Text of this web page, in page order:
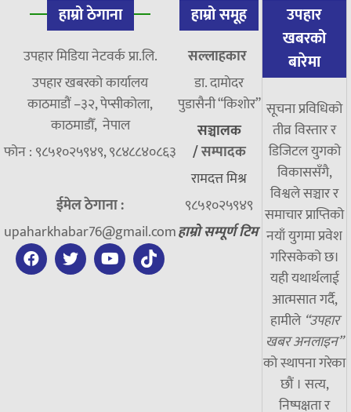
हाम्रो ठेगाना
उपहार मिडिया नेटवर्क प्रा.लि.
उपहार खबरको कार्यालय
काठमाडौं –३२, पेप्सीकोला,
काठमाडौँ, नेपाल
फोन : ९८५१०२५९४९, ९८४८८४०८६३
ईमेल ठेगाना :
upaharkhabar76@gmail.com
हाम्रो समूह
सल्लाहकार
डा. दामाेदर
पुडासैनी “किशाेर”
सञ्चालक
/सम्पादक
रामदत्त मिश्र
९८५१०२५९४९
हाम्रो सम्पूर्ण टिम
उपहार
खबरको
बारेमा
सूचना प्रविधिको
तीव्र विस्तार र
डिजिटल युगको
विकाससँगै,
विश्वले सञ्चार र
समाचार प्राप्तिको
नयाँ युगमा प्रवेश
गरिसकेको छ।
यही यथार्थलाई
आत्मसात गर्दै,
हामीले “उपहार
खबर अनलाइन”
को स्थापना गरेका
छौं । सत्य,
निष्पक्षता र